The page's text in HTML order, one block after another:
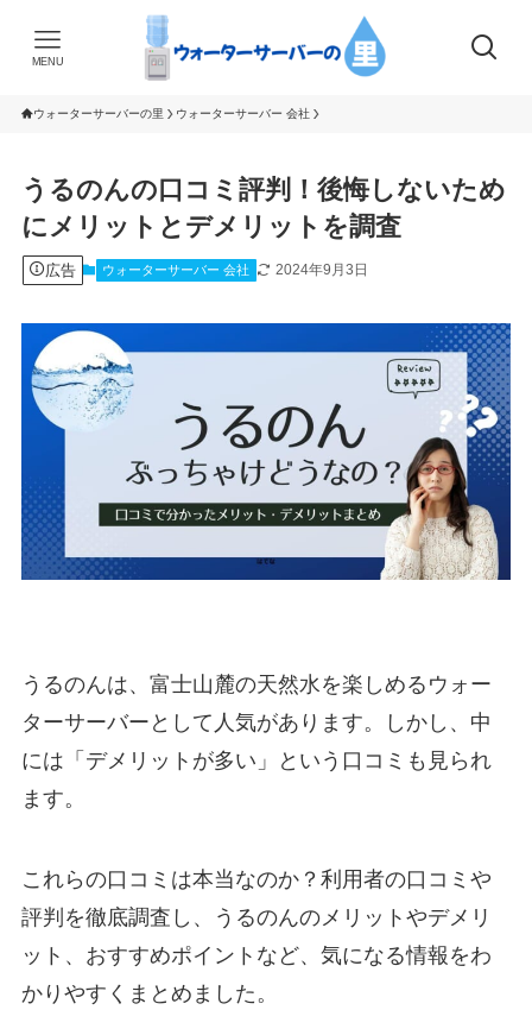
MENU
ウォーターサーバーの里 ウォーターサーバー 会社
うるのんの口コミ評判！後悔しないため
にメリットとデメリットを調査
広告 ウォーターサーバー 会社 2024年9月3日
うるのんは、富士山麓の天然水を楽しめるウォー
ターサーバーとして人気があります。しかし、中
には「デメリットが多い」という口コミも見られ
ます。
これらの口コミは本当なのか？利用者の口コミや
評判を徹底調査し、うるのんのメリットやデメリ
ット、おすすめポイントなど、気になる情報をわ
かりやすくまとめました。